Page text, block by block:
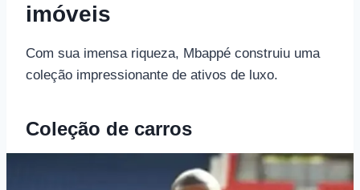
imóveis
Com sua imensa riqueza, Mbappé construiu uma
coleção impressionante de ativos de luxo.
Coleção de carros